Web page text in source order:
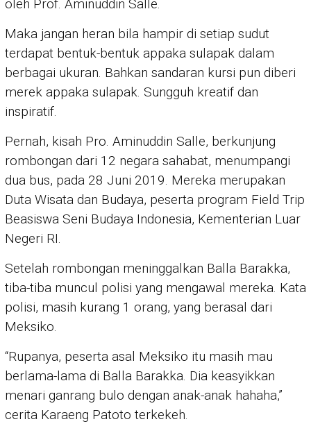
oleh Prof. Aminuddin Salle.
Maka jangan heran bila hampir di setiap sudut
terdapat bentuk-bentuk appaka sulapak dalam
berbagai ukuran. Bahkan sandaran kursi pun diberi
merek appaka sulapak. Sungguh kreatif dan
inspiratif.
Pernah, kisah Pro. Aminuddin Salle, berkunjung
rombongan dari 12 negara sahabat, menumpangi
dua bus, pada 28 Juni 2019. Mereka merupakan
Duta Wisata dan Budaya, peserta program Field Trip
Beasiswa Seni Budaya Indonesia, Kementerian Luar
Negeri RI.
Setelah rombongan meninggalkan Balla Barakka,
tiba-tiba muncul polisi yang mengawal mereka. Kata
polisi, masih kurang 1 orang, yang berasal dari
Meksiko.
“Rupanya, peserta asal Meksiko itu masih mau
berlama-lama di Balla Barakka. Dia keasyikkan
menari ganrang bulo dengan anak-anak hahaha,”
cerita Karaeng Patoto terkekeh.